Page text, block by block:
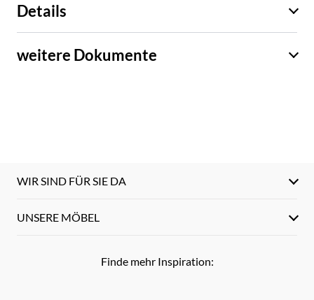
Details
weitere Dokumente
WIR SIND FÜR SIE DA
UNSERE MÖBEL
Finde mehr Inspiration: